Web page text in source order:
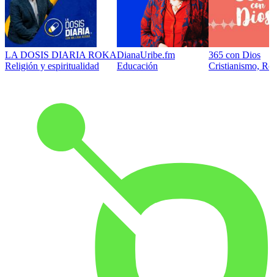
LA DOSIS DIARIA ROKA
Religión y espiritualidad
DianaUribe.fm
Educación
365 con Dios
Cristianismo,